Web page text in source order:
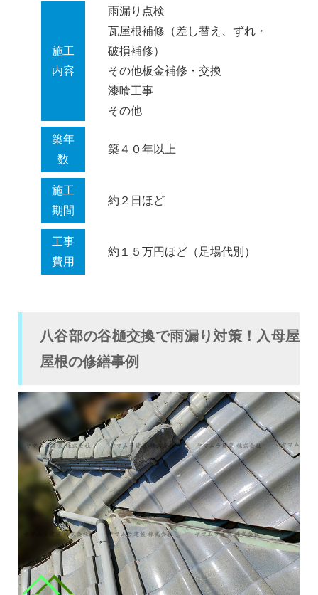
施工
内容
雨漏り点検
瓦屋根補修（差し替え、ずれ・
破損補修）
その他板金補修・交換
漆喰工事
その他
築年
数
築４０年以上
施工
期間
約２日ほど
工事
費用
約１５万円ほど（足場代別）
八谷部の谷樋交換で雨漏り対策！入母屋
屋根の修繕事例